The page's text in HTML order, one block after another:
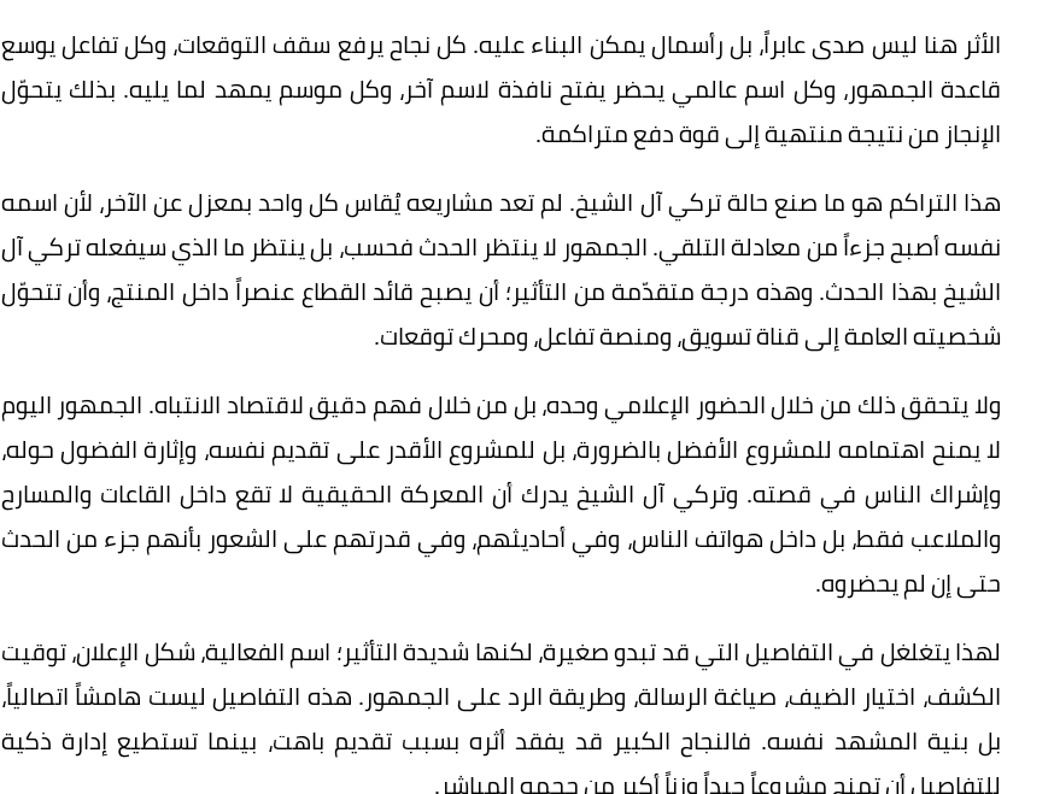
الأثر هنا ليس صدى عابراً، بل رأسمال يمكن البناء عليه. كل نجاح يرفع سقف التوقعات، وكل تفاعل يوسع
قاعدة الجمهور، وكل اسم عالمي يحضر يفتح نافذة لاسم آخر، وكل موسم يمهد لما يليه. بذلك يتحوّل
الإنجاز من نتيجة منتهية إلى قوة دفع متراكمة.
هذا التراكم هو ما صنع حالة تركي آل الشيخ. لم تعد مشاريعه يُقاس كل واحد بمعزل عن الآخر، لأن اسمه
نفسه أصبح جزءاً من معادلة التلقي. الجمهور لا ينتظر الحدث فحسب، بل ينتظر ما الذي سيفعله تركي آل
الشيخ بهذا الحدث. وهذه درجة متقدّمة من التأثير؛ أن يصبح قائد القطاع عنصراً داخل المنتج، وأن تتحوّل
شخصيته العامة إلى قناة تسويق، ومنصة تفاعل، ومحرك توقعات.
ولا يتحقق ذلك من خلال الحضور الإعلامي وحده، بل من خلال فهم دقيق لاقتصاد الانتباه. الجمهور اليوم
لا يمنح اهتمامه للمشروع الأفضل بالضرورة، بل للمشروع الأقدر على تقديم نفسه، وإثارة الفضول حوله،
وإشراك الناس في قصته. وتركي آل الشيخ يدرك أن المعركة الحقيقية لا تقع داخل القاعات والمسارح
والملاعب فقط، بل داخل هواتف الناس، وفي أحاديثهم، وفي قدرتهم على الشعور بأنهم جزء من الحدث
حتى إن لم يحضروه.
لهذا يتغلغل في التفاصيل التي قد تبدو صغيرة، لكنها شديدة التأثير؛ اسم الفعالية، شكل الإعلان، توقيت
الكشف، اختيار الضيف، صياغة الرسالة، وطريقة الرد على الجمهور. هذه التفاصيل ليست هامشاً اتصالياً،
بل بنية المشهد نفسه. فالنجاح الكبير قد يفقد أثره بسبب تقديم باهت، بينما تستطيع إدارة ذكية
للتفاصيل أن تمنح مشروعاً جيداً وزناً أكبر من حجمه المباشر.